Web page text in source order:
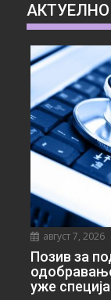
АКТУЕЛНО
август 7, 2026
Позив за
уже